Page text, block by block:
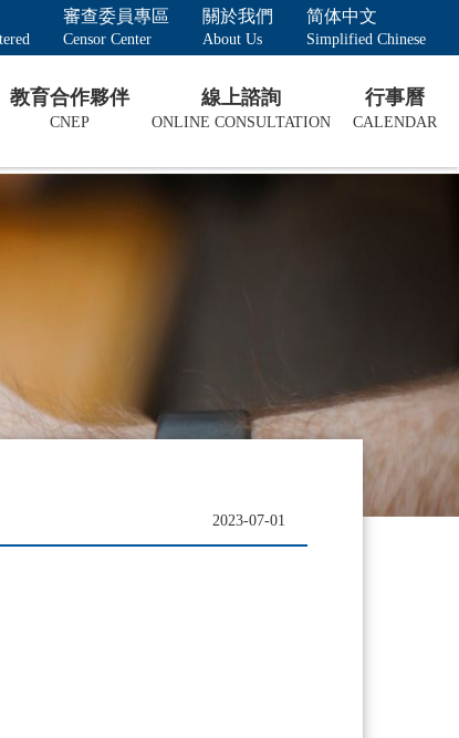
審查委員專區
Censor Center
關於我們
About Us
简体中文
Simplified Chinese
教育合作夥伴
CNEP
線上諮詢
ONLINE CONSULTATION
行事曆
CALENDAR
2023-07-01